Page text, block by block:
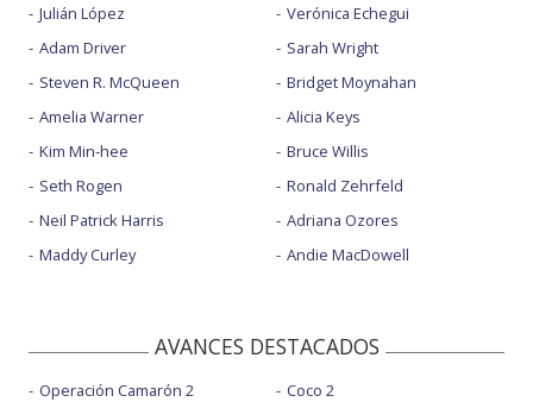
Julián López
Adam Driver
Steven R. McQueen
Amelia Warner
Kim Min-hee
Seth Rogen
Neil Patrick Harris
Maddy Curley
Verónica Echegui
Sarah Wright
Bridget Moynahan
Alicia Keys
Bruce Willis
Ronald Zehrfeld
Adriana Ozores
Andie MacDowell
AVANCES DESTACADOS
Operación Camarón 2
Coco 2